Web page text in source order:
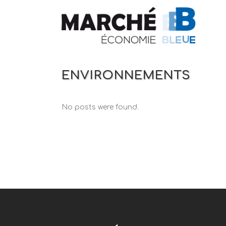
ENVIRONNEMENTS
No posts were found.